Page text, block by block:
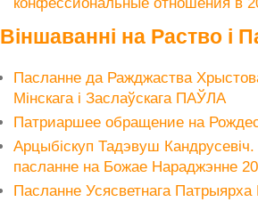
Віншаванні на Раство і
Пасланне да Ражджаства
Мінскага і Заслаўскага ПАЎЛА
Патриаршее обращение на
Арцыбіскуп Тадэвуш
пасланне на Божае Нараджэнне
Пасланне Усясветнага